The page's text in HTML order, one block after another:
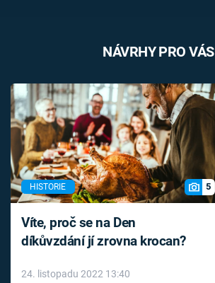
NÁVRHY PRO VÁS
HISTORIE 5
Víte, proč se na Den
díkůvzdání jí zrovna krocan?
24. listopadu 2022 13:40